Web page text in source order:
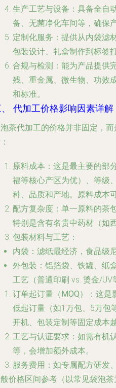
生产工艺与设备 ：具备全自
备、无菌净化车间等，确保
定制化服务 ：提供从内袋滤
包装设计、礼盒制作到标签
合规与检测 ：能为产品提供
残、重金属、微生物、功效
和标准。
代加工价格影响因素详解
茶代加工的价格并非固定，
原料成本 ：这是最主要的部
福等核心产区为优）、等级
种、品质和产地。原料成本
配方复杂度 ：单一原料的茶
特别是含有名贵中药材（如
包装材料与工艺 ：
内袋：滤纸最经济，食品级
外包装：铝箔袋、铁罐、纸
工艺（普通印刷 vs. 烫金/UV
订单起订量（MOQ）
：这
低起订量（如1万包、5万包
开机、包装定制等固定成本
工艺与认证要求 ：如需有机
等，会增加额外成本。
服务费用 ：如专属配方研发
价格区间参考（以常见袋泡茶